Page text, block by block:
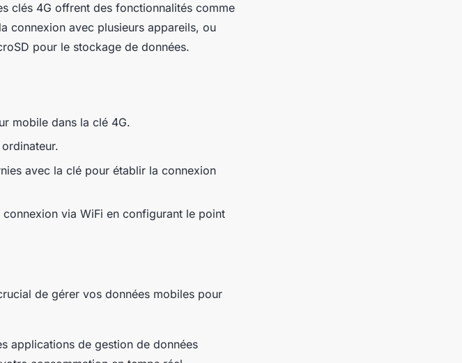
clés 4G offrent des fonctionnalités comme
connexion avec plusieurs appareils, ou
pour le stockage de données.
mobile dans la clé 4G.
avec la clé pour établir la connexion
via WiFi en configurant le point
de gérer vos données mobiles pour
applications de gestion de données